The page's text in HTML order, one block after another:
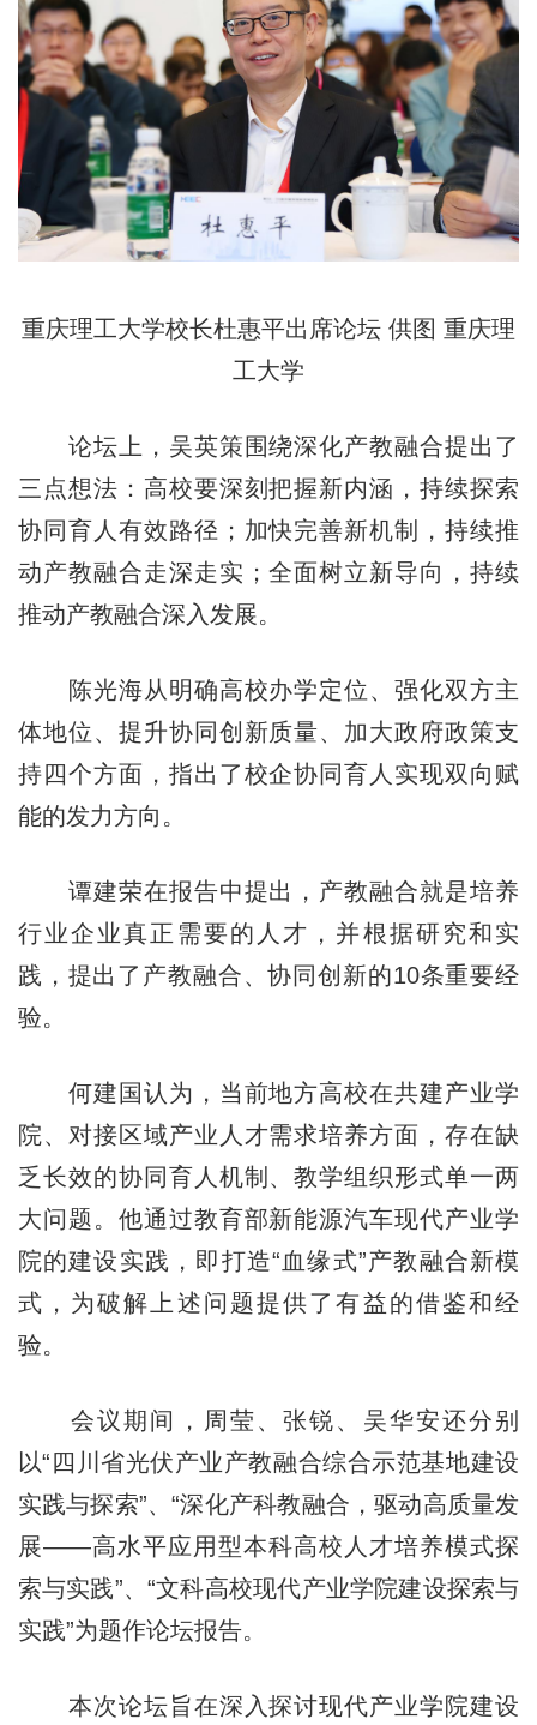
重庆理工大学校长杜惠平出席论坛 供图 重庆理
工大学
论坛上，吴英策围绕深化产教融合提出了
三点想法：高校要深刻把握新内涵，持续探索
协同育人有效路径；加快完善新机制，持续推
动产教融合走深走实；全面树立新导向，持续
推动产教融合深入发展。
陈光海从明确高校办学定位、强化双方主
体地位、提升协同创新质量、加大政府政策支
持四个方面，指出了校企协同育人实现双向赋
能的发力方向。
谭建荣在报告中提出，产教融合就是培养
行业企业真正需要的人才，并根据研究和实
践，提出了产教融合、协同创新的10条重要经
验。
何建国认为，当前地方高校在共建产业学
院、对接区域产业人才需求培养方面，存在缺
乏长效的协同育人机制、教学组织形式单一两
大问题。他通过教育部新能源汽车现代产业学
院的建设实践，即打造“血缘式”产教融合新模
式，为破解上述问题提供了有益的借鉴和经
验。
会议期间，周莹、张锐、吴华安还分别
以“四川省光伏产业产教融合综合示范基地建设
实践与探索”、“深化产科教融合，驱动高质量发
展——高水平应用型本科高校人才培养模式探
索与实践”、“文科高校现代产业学院建设探索与
实践”为题作论坛报告。
本次论坛旨在深入探讨现代产业学院建设